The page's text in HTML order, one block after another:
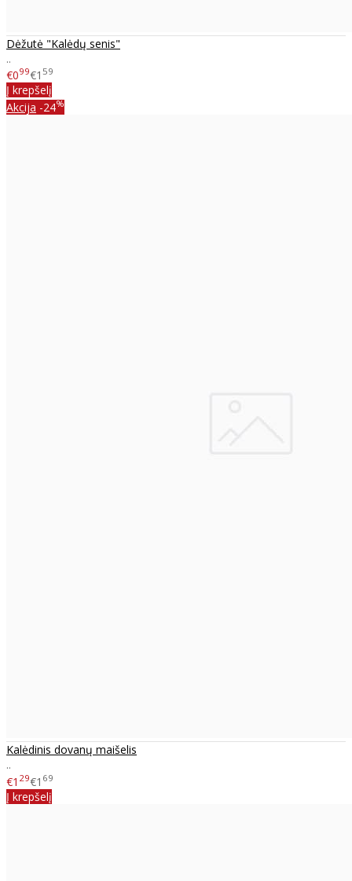
Dėžutė "Kalėdų senis"
..
€099€1 59
Į krepšelį
Akcija -24%
Kalėdinis dovanų maišelis
..
€1 29€1 69
Į krepšelį